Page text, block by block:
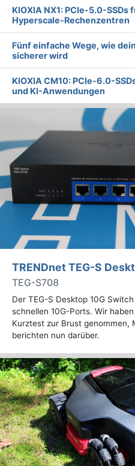
KIOXIA NX1: PCIe-5.0-SSDs
Hyperscale-Rechenzentren
Fünf einfache Wege, wie
sicherer wird
KIOXIA CM10: PCIe-6.0-
und KI-Anwendungen
TRENDnet TEG-S
TEG-S708
Der TEG-S Desktop 10G
schnellen 10G-Ports. Wir
Kurztest zur Brust genommen,
berichten nun darüber.